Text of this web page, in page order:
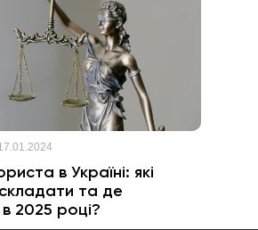
в Україні: які
та де
2025 році?